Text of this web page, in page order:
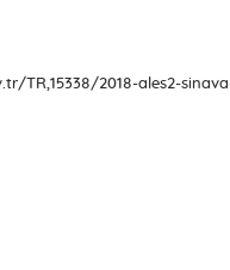
TR,15338/2018-ales2-